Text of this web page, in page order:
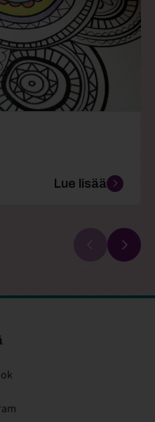
Lue lisää